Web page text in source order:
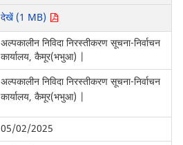
देखें (1 MB)
अल्पकालीन निविदा निरस्तीकरण सूचना-निर्वाचन
कार्यालय, कैमूर(भभुआ) |
अल्पकालीन निविदा निरस्तीकरण सूचना-निर्वाचन
कार्यालय, कैमूर(भभुआ) |
05/02/2025